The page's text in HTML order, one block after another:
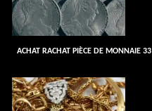
ACHAT RACHAT PIÈCE DE MONNAIE 33